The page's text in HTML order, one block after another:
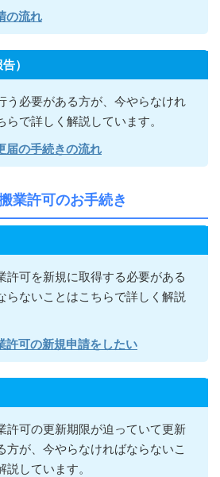
の流れ
）
う必要がある方が 、今やらなけれ
らで詳しく解説しています。
届の手続きの流れ
業許可のお手続き
許可を新規に取得する必要がある
らないこ とはこちらで詳しく解説
許可の新規申請をしたい
許可の更新期限が迫っていて更新
方が 、今やらなければならないこ
しています。